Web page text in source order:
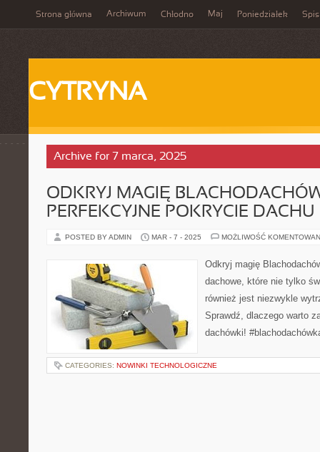
Strona główna Archiwum Chłodno Maj Poniedziałek Spis
CYTRYNA
Archive for 7 marca, 2025
ODKRYJ MAGIĘ
PERFEKCYJNE POKRYCIE DACHU
POSTED BY ADMIN MAR - 7 - 2025 MOŻLIWOŚĆ
Odkryj magię
dachowe, które nie tylko
również jest niezwykle
Sprawdź, dlaczego warto
dachówki!
CATEGORIES: NOWINKI TECHNOLOGICZNE